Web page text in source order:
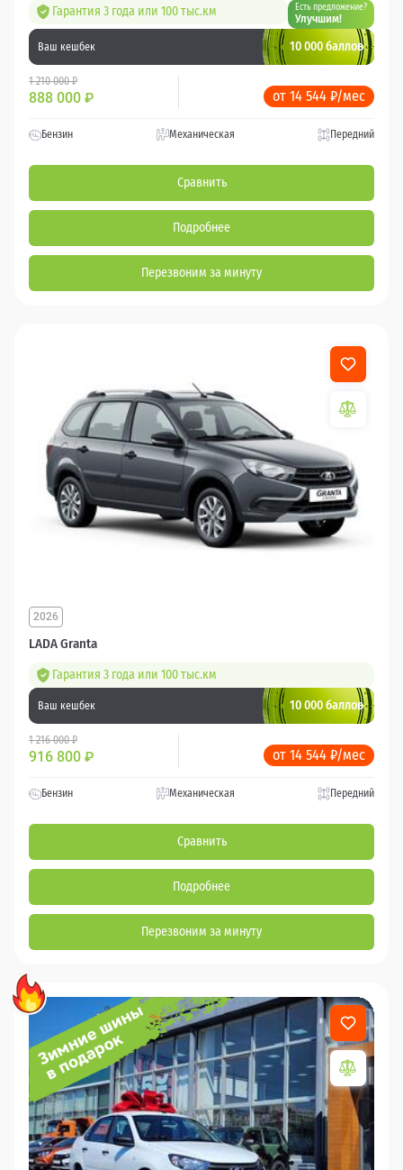
Гарантия 3 года или 100 тыс.км Есть предложение?
Улучшим!
Ваш кешбек 10 000 баллов
1 210 000 ₽
888 000 ₽ от 14 544 ₽/мес
Бензин Механическая Передний
Сравнить
Подробнее
Перезвоним за минуту
LADA Granta
2026
Гарантия 3 года или 100 тыс.км
Ваш кешбек 10 000 баллов
1 216 000 ₽
916 800 ₽ от 14 544 ₽/мес
Бензин Механическая Передний
Сравнить
Подробнее
Перезвоним за минуту